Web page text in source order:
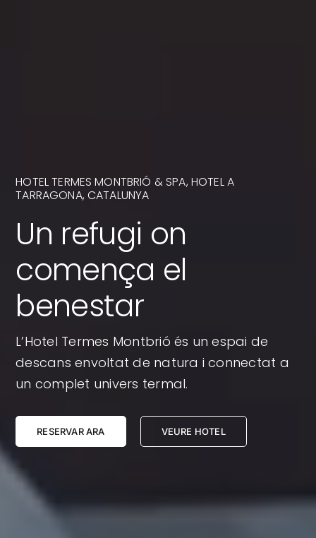
HOTEL TERMES MONTBRIÓ & SPA, HOTEL A
TARRAGONA, CATALUNYA
Un refugi on
comença el
benestar
L’Hotel Termes Montbrió és un espai de
descans envoltat de natura i connectat a
un complet univers termal.
RESERVAR ARA VEURE HOTEL